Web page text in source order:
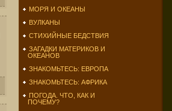
МОРЯ И ОКЕАНЫ
ВУЛКАНЫ
СТИХИЙНЫЕ БЕДСТВИЯ
ЗАГАДКИ МАТЕРИКОВ И
ОКЕАНОВ
ЗНАКОМЬТЕСЬ: ЕВРОПА
ЗНАКОМЬТЕСЬ: АФРИКА
ПОГОДА. ЧТО, КАК И
ПОЧЕМУ?